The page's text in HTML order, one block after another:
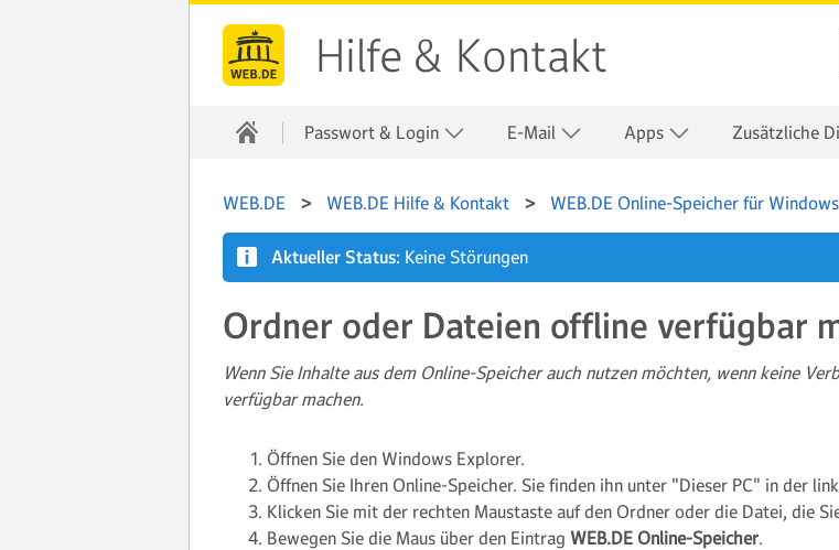
Hilfe & Kontakt
Passwort & Login E-Mail Apps Zusätzliche
WEB.DE WEB.DE Hilfe & Kontakt WEB.DE Online-Speicher für Windows
Aktueller Status: Keine Störungen
Ordner oder Dateien offline verfügbar
Wenn Sie Inhalte aus dem Online-Speicher auch nutzen möchten, wenn keine
verfügbar machen.
Öffnen Sie den Windows Explorer.
Öffnen Sie Ihren Online-Speicher. Sie finden ihn unter "Dieser PC" in der
Klicken Sie mit der rechten Maustaste auf den Ordner oder die Datei, die
Bewegen Sie die Maus über den Eintrag WEB.DE Online-Speicher.